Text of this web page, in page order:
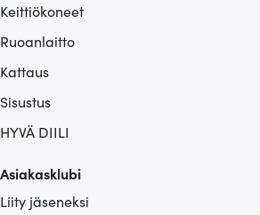
Keittiökoneet
Ruoanlaitto
Kattaus
Sisustus
HYVÄ DIILI
Asiakasklubi
Liity jäseneksi